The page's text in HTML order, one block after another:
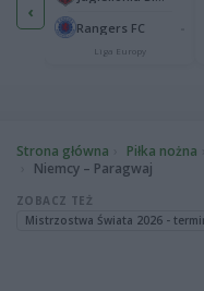
‹
0 Rangers FC
Liga Europy
Strona główna Piłka nożna
Niemcy – Paragwaj
ZOBACZ TEŻ
Mistrzostwa Świata 2026 -